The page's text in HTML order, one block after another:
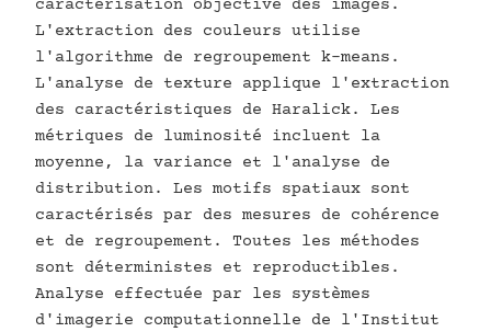
caractérisation objective des images.
L'extraction des couleurs utilise
l'algorithme de regroupement k-means.
L'analyse de texture applique l'extraction
des caractéristiques de Haralick. Les
métriques de luminosité incluent la
moyenne, la variance et l'analyse de
distribution. Les motifs spatiaux sont
caractérisés par des mesures de cohérence
et de regroupement. Toutes les méthodes
sont déterministes et reproductibles.
Analyse effectuée par les systèmes
d'imagerie computationnelle de l'Institut